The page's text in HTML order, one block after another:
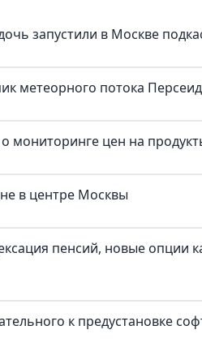
запустили в Москве
метеорного потока
мониторинге цен на
в центре Москвы
пенсий, новые
к предустановке